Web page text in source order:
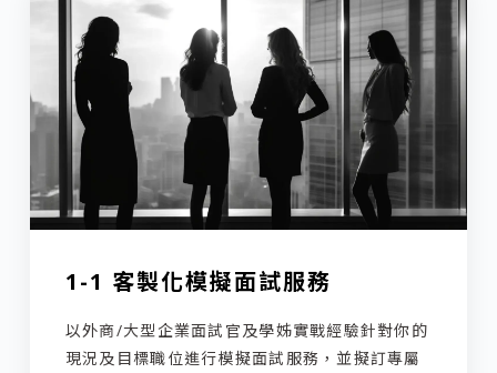
1-1 客製化模擬面試服務
以外商/大型企業面試官及學姊實戰經驗針對你的
現況及目標職位進行模擬面試服務，並擬訂專屬